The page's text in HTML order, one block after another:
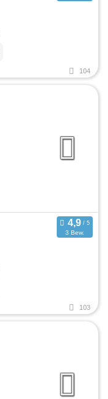
104
3 Bew.
103